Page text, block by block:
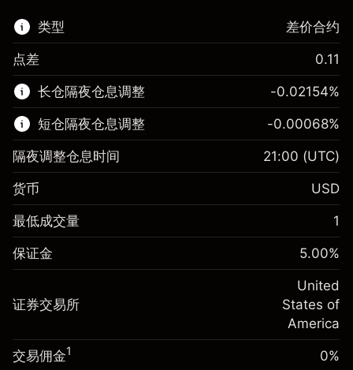
类型
该金融市场可进行差价合约交易。
了解更多:
差价合约
差价合约
点差 0.11
长仓隔夜仓息调整
保证金。您的投资 $1,000.00
隔夜仓息
-0.02154
%
(-$4.31)
来自杠杆的资金 - 美元（大约值）
$19,000.00
前往平台
-0.02154%
短仓隔夜仓息调整
保证金。您的投资 $1,000.00
隔夜仓息
-0.000682
%
(-$0.14)
$20,000.00
来自杠杆的资金 - 美元（大约值）$19,000.00
-0.00068%
隔夜调整仓息时间 21:00 (UTC)
货币 USD
最低成交量 1
保证金 5.00%
证券交易所
United
States of
America
交易佣金1 0%